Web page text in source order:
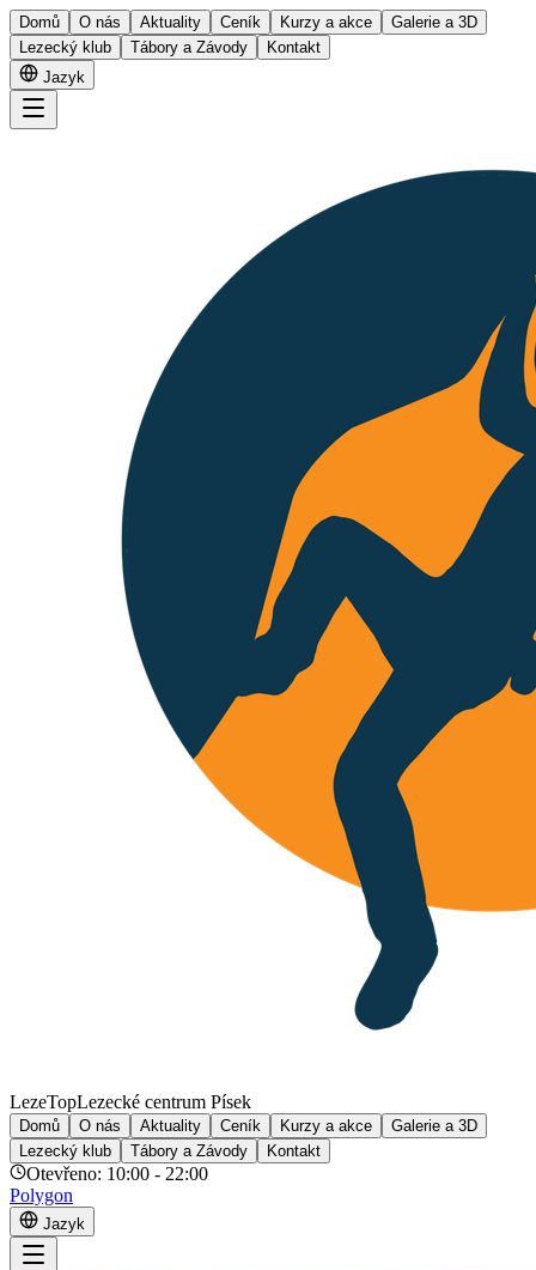
Domů O nás Aktuality Ceník Kurzy a akce
Galerie a 3D
Lezecký klub
Tábory a Závody
Kontakt
Jazyk
LezeTopLezecké centrum Písek
Domů O nás Aktuality Ceník Kurzy a akce
Galerie a 3D
Lezecký klub
Tábory a Závody Kontakt
Otevřeno: 10:00 - 22:00
Polygon
Jazyk